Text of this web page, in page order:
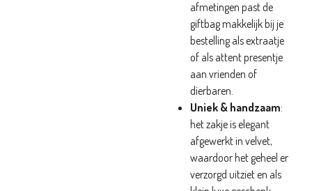
afmetingen past de
giftbag makkelijk bij je
bestelling als extraatje
of als attent presentje
aan vrienden of
dierbaren.
Uniek & handzaam:
het zakje is elegant
afgewerkt in velvet,
waardoor het geheel er
verzorgd uitziet en als